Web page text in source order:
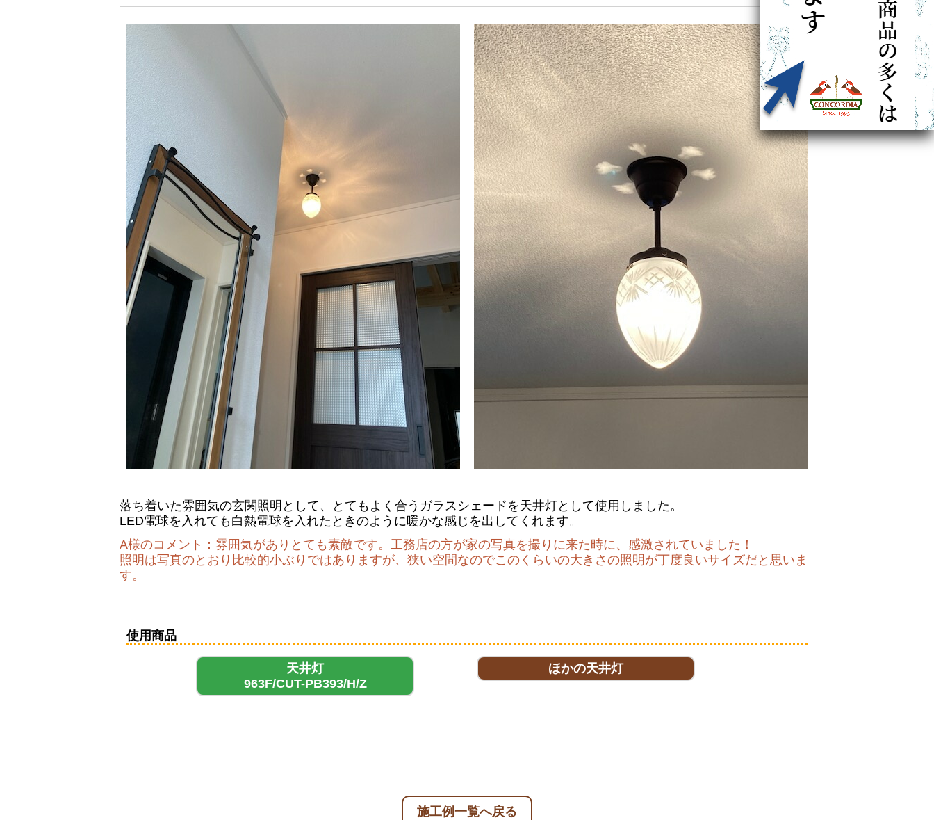
落ち着いた雰囲気の玄関照明として、とてもよく合うガラスシェードを天井灯として使用しました。
LED電球を入れても白熱電球を入れたときのように暖かな感じを出してくれます。
A様のコメント：雰囲気がありとても素敵です。工務店の方が家の写真を撮りに来た時に、感激されていました！
照明は写真のとおり比較的小ぶりではありますが、狭い空間なのでこのくらいの大きさの照明が丁度良いサイズだと思いま
す。
使用商品
天井灯
963F/CUT-PB393/H/Z
ほかの天井灯
施工例一覧へ戻る